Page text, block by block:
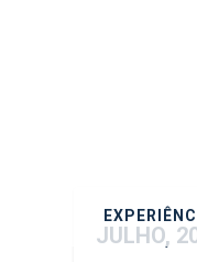
JULHO,